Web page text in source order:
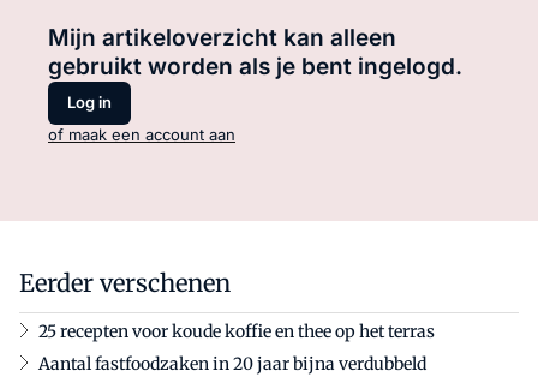
Mijn artikeloverzicht kan alleen
gebruikt worden als je bent ingelogd.
Log in
of maak een account aan
Eerder verschenen
25 recepten voor koude koffie en thee op het terras
Aantal fastfoodzaken in 20 jaar bijna verdubbeld